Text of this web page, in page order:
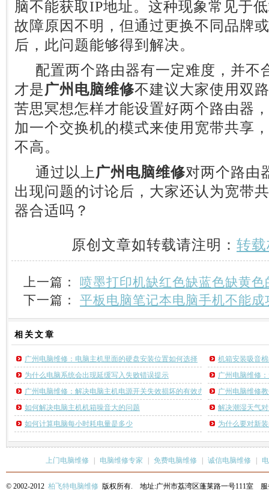
脑不能获取IP地址。这种现象常见于
故障原因不明，但通过更换不同品牌
后，此问题能够得到解决。
配置两个路由器有一定难度，并不
才是广州电脑维修不建议大家使用双
苦思冥想怎样才能设置好两个路由器
加一个交换机的模式来使用宽带共享
不高。
通过以上 广州电脑维修对两个路由
出现问题的讨论后，大家还认为宽带
器合适吗？
原创文章如转载请注明： 转
上一篇： 喷墨打印机缺红色缺蓝色缺黄
下一篇： 平板电脑笔记本电脑手机不能
相关 文章
广州电脑维修：电脑主机里面的硬盘安装位置如何选择
机箱安装吸音
为什么电脑系统会出现延缓写入失败错误提示
广州电脑维修
广州电脑维修：解决电脑主机电源开关失效损坏的有效办法
广州电脑维修
如何解决电脑主机机箱噪音大的问题
解决潮湿天气
如何计算电脑每小时耗电量是多少
为什么要对新
上门电脑维修 电脑维修专家 免费电脑维修 诚信电脑维修
© 2002-2012 柏飞特电脑维修 版权所有. 地址:广州市荔湾区蓬莱路一号111室 服